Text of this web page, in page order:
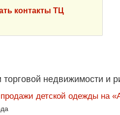
контакты ТЦ
недвижимости и
детской одежды на